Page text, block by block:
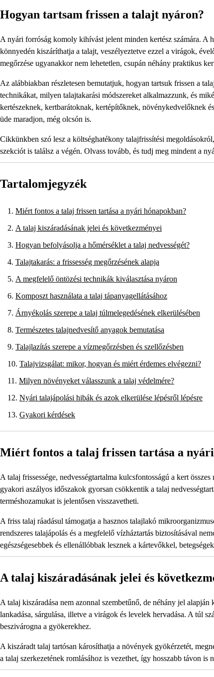
Hogyan tartsam frissen a talajt nyáron?
A nyári forróság komoly kihívást jelent minden kertész számára. A
könnyedén kiszáríthatja a talajt, veszélyeztetve ezzel a virágok,
megőrzése ugyanakkor nem lehetetlen, csupán néhány praktikus
Az alábbiakban részletesen bemutatjuk, hogyan tartsuk frissen a
technikákat, milyen talajtakarási módszereket alkalmazzunk, és
kertészeknek, kertbarátoknak, kertépítőknek, növénykedvelőknek
üde maradjon, még olcsón is.
Cikkünkben szó lesz a költséghatékony talajfrissítési
szekciót is találsz a végén. Olvass tovább, és tudj meg mindent a
Tartalomjegyzék
Miért fontos a talaj frissen tartása a nyári hónapokban?
A talaj kiszáradásának jelei és következményei
Hogyan befolyásolja a hőmérséklet a talaj nedvességét?
Talajtakarás: a frissesség megőrzésének alapja
A megfelelő öntözési technikák kiválasztása nyáron
Komposzt használata a talaj tápanyagellátásához
Árnyékolás szerepe a talaj túlmelegedésének elkerülésében
Természetes talajnedvesítő anyagok bemutatása
Talajlazítás szerepe a vízmegőrzésben és szellőzésben
Talajvizsgálat: mikor, hogyan és miért érdemes elvégezni?
Milyen növényeket válasszunk a talaj védelmére?
Nyári talajápolási hibák és azok elkerülése lépésről lépésre
Gyakori kérdések
Miért fontos a talaj frissen tartása a
A talaj frissessége, nedvességtartalma kulcsfontosságú a kert
gyakori aszályos időszakok gyorsan csökkentik a talaj
terméshozamukat is jelentősen visszavetheti.
A friss talaj ráadásul támogatja a hasznos talajlakó
rendszeres talajápolás és a megfelelő vízháztartás biztosításával
egészségesebbek és ellenállóbbak lesznek a kártevőkkel,
A talaj kiszáradásának jelei és
A talaj kiszáradása nem azonnal szembetűnő, de néhány jel
lankadása, sárgulása, illetve a virágok és levelek hervadása. A túl
beszivárogna a gyökerekhez.
A kiszáradt talaj tartósan károsíthatja a növények gyökérzetét,
a talaj szerkezetének romlásához is vezethet, így hosszabb távon is